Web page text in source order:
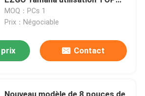
Golf
MOQ：PCs 1
Prix：Négociable
Contact
Nouveau modèle de 8 pouces de